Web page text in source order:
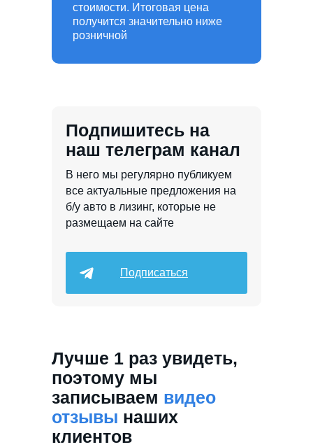
стоимости. Итоговая цена
получится значительно ниже
розничной
В него мы регулярно публикуем
все актуальные предложения на
б/у авто в лизинг, которые не
размещаем на сайте
Подписаться
Подпишитесь на
наш телеграм канал
Лучше 1 раз увидеть,
поэтому мы
записываем видео
отзывы наших
клиентов